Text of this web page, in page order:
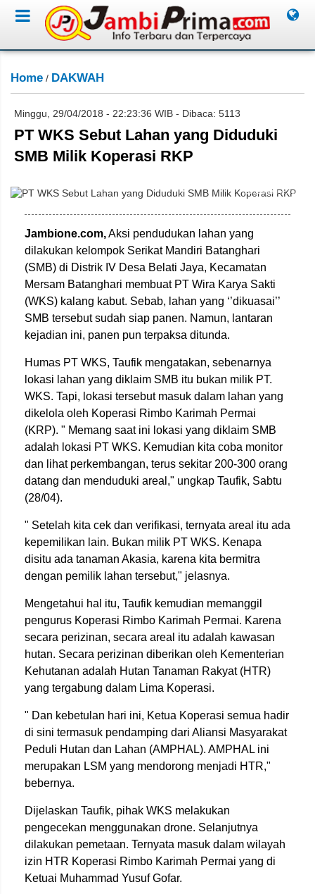
Home / DAKWAH
Minggu, 29/04/2018 - 22:23:36 WIB - Dibaca: 5113
PT WKS Sebut Lahan yang Diduduki
SMB Milik Koperasi RKP
ist/Jambione.com
Jambione.com,Aksi pendudukan lahan yang
dilakukan kelompok Serikat Mandiri Batanghari
(SMB) di Distrik IV Desa Belati Jaya, Kecamatan
Mersam Batanghari membuat PT Wira Karya Sakti
(WKS) kalang kabut. Sebab, lahan yang ‘’dikuasai’’
SMB tersebut sudah siap panen. Namun, lantaran
kejadian ini, panen pun terpaksa ditunda.
Humas PT WKS, Taufik mengatakan, sebenarnya
lokasi lahan yang diklaim SMB itu bukan milik PT.
WKS. Tapi, lokasi tersebut masuk dalam lahan yang
dikelola oleh Koperasi Rimbo Karimah Permai
(KRP). " Memang saat ini lokasi yang diklaim SMB
adalah lokasi PT WKS. Kemudian kita coba monitor
dan lihat perkembangan, terus sekitar 200-300 orang
datang dan menduduki areal," ungkap Taufik, Sabtu
(28/04).
" Setelah kita cek dan verifikasi, ternyata areal itu ada
kepemilikan lain. Bukan milik PT WKS. Kenapa
disitu ada tanaman Akasia, karena kita bermitra
dengan pemilik lahan tersebut," jelasnya.
Mengetahui hal itu, Taufik kemudian memanggil
pengurus Koperasi Rimbo Karimah Permai. Karena
secara perizinan, secara areal itu adalah kawasan
hutan. Secara perizinan diberikan oleh Kementerian
Kehutanan adalah Hutan Tanaman Rakyat (HTR)
yang tergabung dalam Lima Koperasi.
" Dan kebetulan hari ini, Ketua Koperasi semua hadir
di sini termasuk pendamping dari Aliansi Masyarakat
Peduli Hutan dan Lahan (AMPHAL). AMPHAL ini
merupakan LSM yang mendorong menjadi HTR,"
bebernya.
Dijelaskan Taufik, pihak WKS melakukan
pengecekan menggunakan drone. Selanjutnya
dilakukan pemetaan. Ternyata masuk dalam wilayah
izin HTR Koperasi Rimbo Karimah Permai yang di
Ketuai Muhammad Yusuf Gofar.